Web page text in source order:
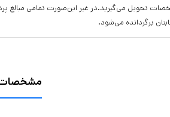
تحویل می‌گیرید.در غیر این‌صورت تمامی مبالغ
برگردانده می‌شود.